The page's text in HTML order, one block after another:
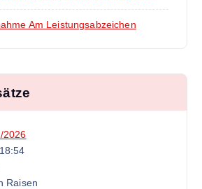
Am Leistungsabzeichen
2026
18:54
Raisen